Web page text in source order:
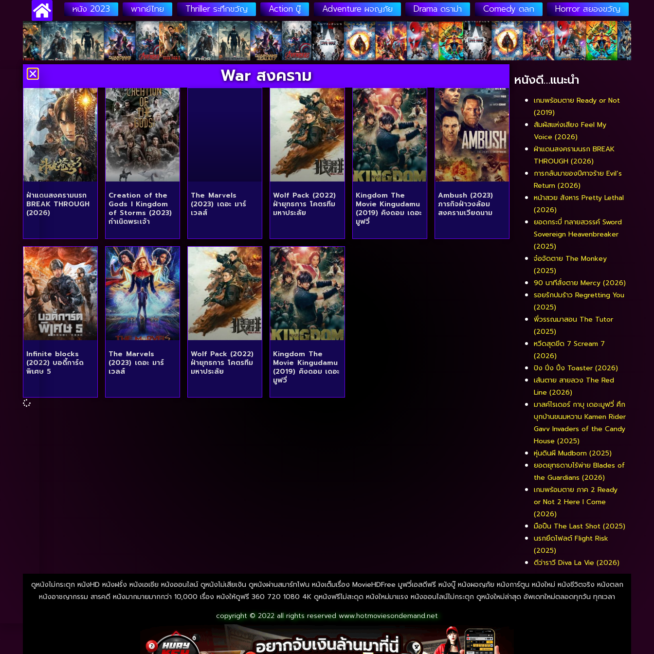
หนัง 2023 พากย์ไทย Thriller ระทึกขวัญ Action บู๊ Adventure ผจญภัย Drama ดราม่า Comedy ตลก Horror สยองขวัญ
War สงคราม
ฝ่าแดนสงครามนรก
BREAK THROUGH
(2026)
Creation of the
Gods I Kingdom
of Storms (2023)
กําเนิดพระเจ้า
The Marvels
(2023) เดอะ มาร์
เวลส์
Wolf Pack (2022)
ฝ่ายุทธการ โคตรทีม
มหาประลัย
Kingdom The
Movie Kingudamu
(2019) คิงดอม เดอะ
มูฟวี่
Ambush (2023)
ภารกิจฝ่าวงล้อม
สงครามเวียดนาม
Infinite blocks
(2022) บอดี้การ์ด
พิเศษ 5
The Marvels
(2023) เดอะ มาร์
เวลส์
Wolf Pack (2022)
ฝ่ายุทธการ โคตรทีม
มหาประลัย
Kingdom The
Movie Kingudamu
(2019) คิงดอม เดอะ
มูฟวี่
หนังดี…แนะนำ
เกมพร้อมตาย Ready or Not
(2019)
สัมผัสแห่งเสียง Feel My
Voice (2026)
ฝ่าแดนสงครามนรก BREAK
THROUGH (2026)
การกลับมาของปีศาจร้าย Evil’s
Return (2026)
หน้าสวย สังหาร Pretty Lethal
(2026)
ยอดกระบี่ ทลายสวรรค์ Sword
Sovereign Heavenbreaker
(2025)
จ๋อจัดตาย The Monkey
(2025)
90 นาทีสั่งตาย Mercy (2026)
รอยรักปมร้าว Regretting You
(2025)
พี่วรรณมาสอน The Tutor
(2025)
หวีดสุดขีด 7 Scream 7
(2026)
ปิง ปิ่ง ปิ้ง Toaster (2026)
เส้นตาย สายลวง The Red
Line (2026)
มาสค์ไรเดอร์ กาบุ เดอะมูฟวี่ ศึก
บุกบ้านขนมหวาน Kamen Rider
Gavv Invaders of the Candy
House (2025)
หุ่นดินผี Mudborn (2025)
ยอดยุทธดาบไร้พ่าย Blades of
the Guardians (2026)
เกมพร้อมตาย ภาค 2 Ready
or Not 2 Here I Come
(2026)
มือปืน The Last Shot (2025)
นรกยึดไฟลต์ Flight Risk
(2025)
ดีว่าราวี Diva La Vie​ (2026)
ดูหนังไม่กระตุก หนังHD หนังฝรั่ง หนังเอเชีย หนังออนไลน์ ดูหนังไม่เสียเงิน ดูหนังผ่านสมาร์ทโฟน หนังเต็มเรื่อง MovieHDFree มูฟวี่เอสดีฟรี หนังบู๊ หนังผจญภัย หนังการ์ตูน หนังใหม่ หนังชีวิตจริง หนังตลก
หนังอาชญากรรม สารคดี หนังมากมายมากกว่า 10,000 เรื่อง หนังให้ดูฟรี 360 720 1080 4K ดูหนังฟรีไม่สะดุด หนังใหม่มาแรง หนังออนไลน์ไม่กระตุก ดูหนังใหม่ล่าสุด อัพเดทใหม่ตลอดทุกวัน ทุกเวลา
copyright © 2022 all rights reservedwww.hotmoviesondemand.net